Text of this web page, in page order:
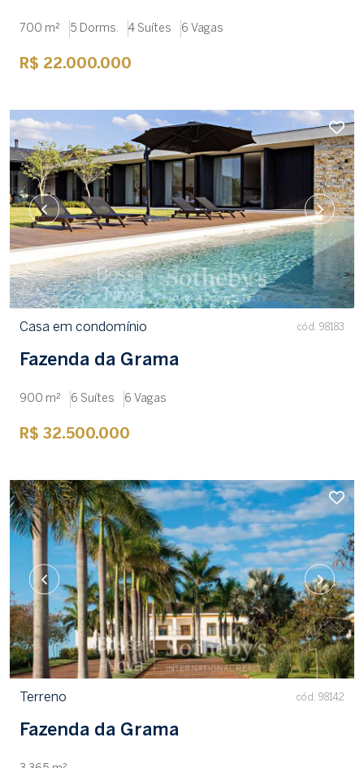
700 m² 5 Dorms. 4 Suítes 6 Vagas
R$ 22.000.000
Casa em condomínio cód. 98183
Fazenda da Grama
900 m² 6 Suítes 6 Vagas
R$ 32.500.000
Terreno cód. 98142
Fazenda da Grama